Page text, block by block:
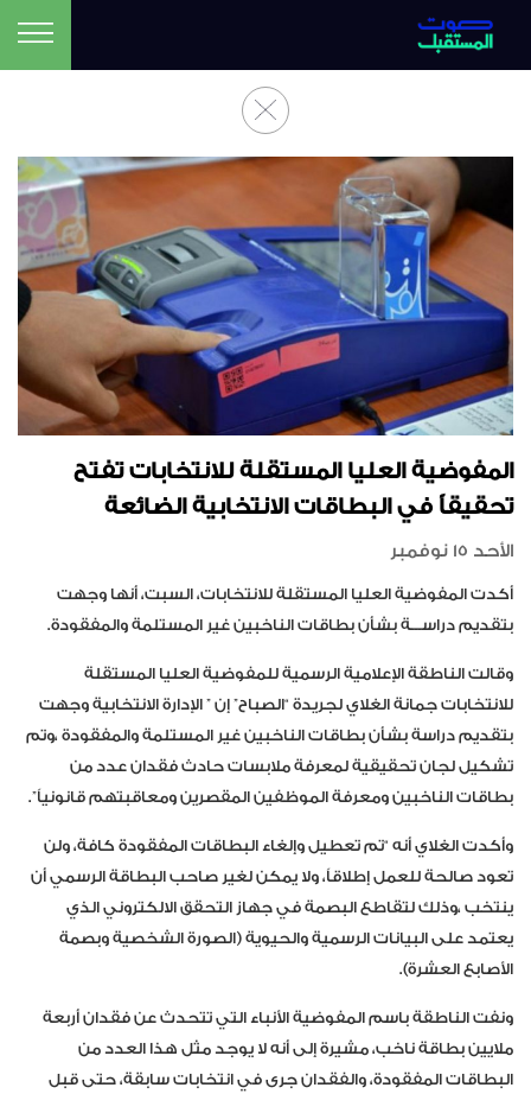
المفوضية العليا المستقلة للانتخابات تفتح
تحقيقاً في البطاقات الانتخابية الضائعة
الأحد 15 نوفمبر
أكدت المفوضية العليا المستقلة للانتخابات، السبت، أنها وجهت
بتقديم دراســـة بشأن بطاقات الناخبين غير المستلمة والمفقودة.
وقالت الناطقة الإعلامية الرسمية للمفوضية العليا المستقلة
للانتخابات جمانة الغلاي لجريدة “الصباح” إن ” الإدارة الانتخابية وجهت
بتقديم دراسة بشأن بطاقات الناخبين غير المستلمة والمفقودة ،وتم
تشكيل لجان تحقيقية لمعرفة ملابسات حادث فقدان عدد من
بطاقات الناخبين ومعرفة الموظفين المقصرين ومعاقبتهم قانونياً”.
وأكدت الغلاي أنه “تم تعطيل وإلغاء البطاقات المفقودة كافة، ولن
تعود صالحة للعمل إطلاقاً، ولا يمكن لغير صاحب البطاقة الرسمي أن
ينتخب ،وذلك لتقاطع البصمة في جهاز التحقق الالكتروني الذي
يعتمد على البيانات الرسمية والحيوية (الصورة الشخصية وبصمة
الأصابع العشرة).
ونفت الناطقة باسم المفوضية الأنباء التي تتحدث عن فقدان أربعة
ملايين بطاقة ناخب، مشيرة إلى أنه لا يوجد مثل هذا العدد من
البطاقات المفقودة، والفقدان جرى في انتخابات سابقة، حتى قبل